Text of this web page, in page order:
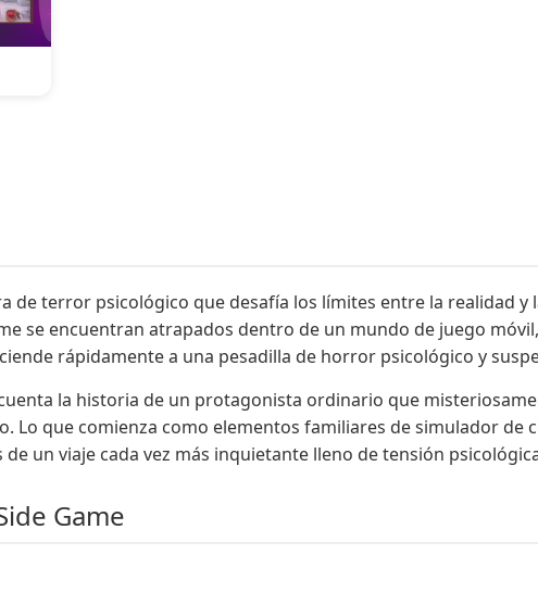
de terror psicológico que desafía los límites entre la realidad y
se encuentran atrapados dentro de un mundo de juego
rápidamente a una pesadilla de horror psicológico y
la historia de un protagonista ordinario que
Lo que comienza como elementos familiares de simulador de
un viaje cada vez más inquietante lleno de tensión
Game